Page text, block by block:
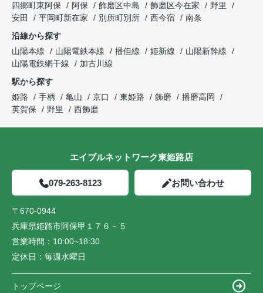
四郷町東阿保
阿保 飾磨区中島 飾磨区今在家
野里
安田
平岡町新在家 別所町別所 西今宿
南条
沿線から探す
山陽本線
山陽電鉄本線 播但線 姫新線
山陽新幹線
山陽電鉄網干線
加古川線
駅から探す
姫路
手柄 亀山 京口 東姫路 飾磨
播磨高岡
英賀保
野里 西飾磨
エイブルネットワーク東姫路店
079-263-8123 お問い合わせ
〒670-0944
兵庫県姫路市阿保甲１７６－５
営業時間： 10:00~18:30
定休日： 毎週水曜日
トップページ